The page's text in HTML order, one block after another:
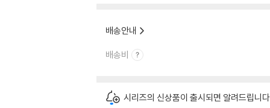
배송안내
배송비
시리즈의 신상품이 출시되면 알려드립니